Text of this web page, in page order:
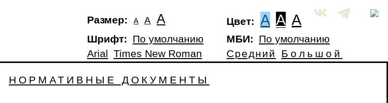
Размер: А А А Цвет: A A A
Шрифт: По умолчанию
Arial Times New Roman
МБИ: По умолчанию
Средний
Большой
НОРМАТИВНЫЕ ДОКУМЕНТЫ